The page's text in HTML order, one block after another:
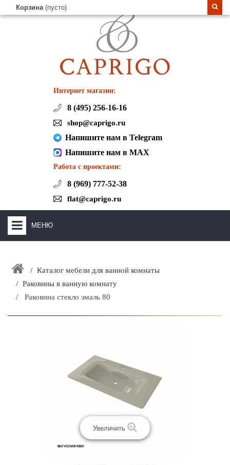
Корзина (пусто)
Интернет магазин:
8 (495) 256-16-16
shop@caprigo.ru
Напишите нам в Telegram
Напишите нам в MAX
Работа с проектами:
8 (969) 777-52-38
flat@caprigo.ru
МЕНЮ
ЗАКАЗАТЬ РАСЧЕТ КУХНИ CAPRIGO
+
Каталог мебели для ванной комнаты
Раковины в ванную комнату
Раковина стекло эмаль 80
Увеличить